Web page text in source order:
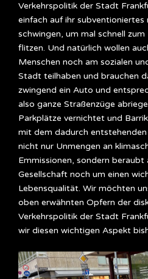
Verkehrspolitik der Stadt
einfach auf ihr subventioniertes
schwingen, um mal schnell
flitzen. Und natürlich wollen
Menschen noch am sozialen
Stadt teilhaben und brauchen
zwingend ein Auto und
also ganze Straßenzüge
Parkplätze vernichtet und
mit dem dadurch
nicht nur Unmengen an
Emmissionen, sondern
Gesellschaft noch um einen
Lebensqualität. Wir möchten
oben erwähnten Opfern der
Verkehrspolitik der Stadt
wir diesen wichtigen Aspekt